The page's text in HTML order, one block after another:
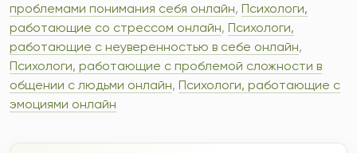
проблемами понимания себя онлайн, Психологи,
работающие со стрессом онлайн, Психологи,
работающие с неуверенностью в себе онлайн,
Психологи, работающие с проблемой сложности в
общении с людьми онлайн, Психологи, работающие с
эмоциями онлайн